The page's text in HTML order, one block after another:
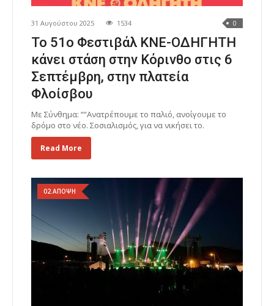
31 Αυγούστου 2025 1534 0
Το 51ο Φεστιβάλ ΚΝΕ-ΟΔΗΓΗΤΗ
κάνει στάση στην Κόρινθο στις 6
Σεπτέμβρη, στην πλατεία
Φλοίσβου
Με Σύνθημα: “”Ανατρέπουμε το παλιό, ανοίγουμε το
δρόμο στο νέο. Σοσιαλισμός, για να νικήσει το.
Read More
02.ΑΠΟΨΗ